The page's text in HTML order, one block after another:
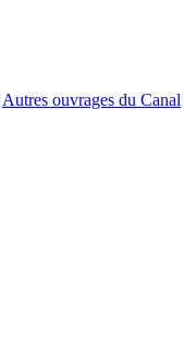
Autres ouvrages du Canal